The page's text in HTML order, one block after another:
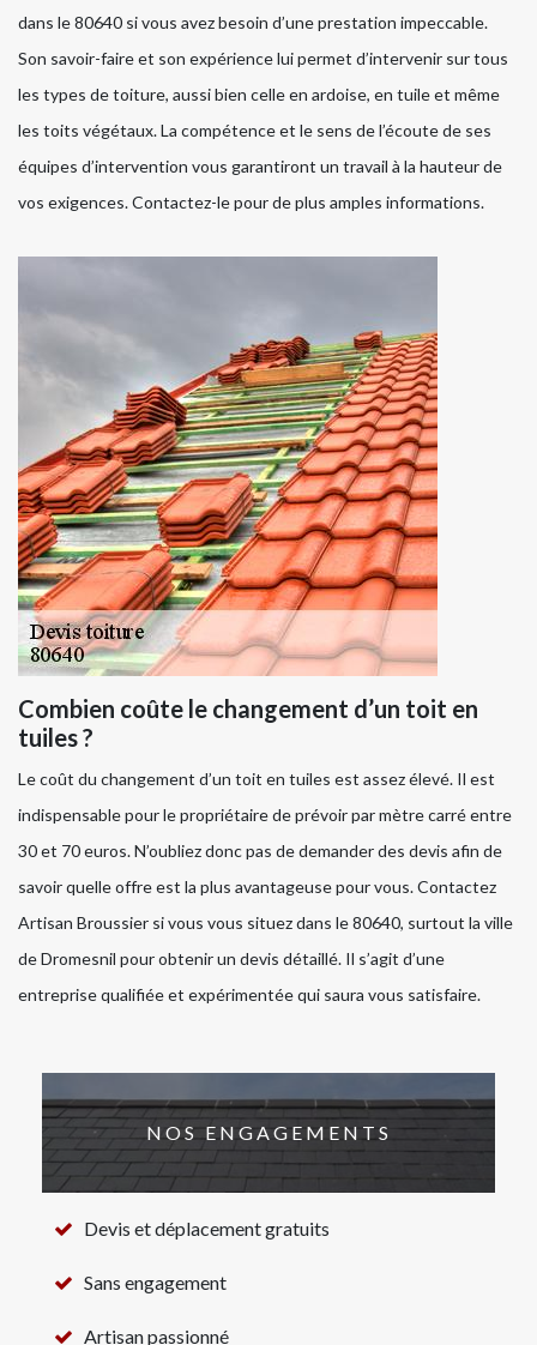
dans le 80640 si vous avez besoin d’une prestation impeccable.
Son savoir-faire et son expérience lui permet d’intervenir sur tous
les types de toiture, aussi bien celle en ardoise, en tuile et même
les toits végétaux. La compétence et le sens de l’écoute de ses
équipes d’intervention vous garantiront un travail à la hauteur de
vos exigences. Contactez-le pour de plus amples informations.
Combien coûte le changement d’un toit en
tuiles ?
Le coût du changement d’un toit en tuiles est assez élevé. Il est
indispensable pour le propriétaire de prévoir par mètre carré entre
30 et 70 euros. N’oubliez donc pas de demander des devis afin de
savoir quelle offre est la plus avantageuse pour vous. Contactez
Artisan Broussier si vous vous situez dans le 80640, surtout la ville
de Dromesnil pour obtenir un devis détaillé. Il s’agit d’une
entreprise qualifiée et expérimentée qui saura vous satisfaire.
NOS ENGAGEMENTS
Devis et déplacement gratuits
Sans engagement
Artisan passionné